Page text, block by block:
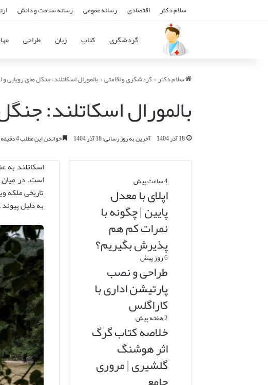
سلام دکتر اقتصادی رسانه عمومی رسانه سلامت و دانش
گردشگری کتاب زبان طراحی
سلام دکتر>گردشگری و اقامتی>بالمورال اسکاتلند: جنگل های رویایی و
بالمورال اسکاتلند:
18 آذر 1404 آخرین به روز رسانی: 18 آذر 1404 خواندن این مطلب 4 دقیقه زمان میبرد
اسکاتلند به
است. در میان
تاریخی ملکه
به دلیل
4 ساعت پیش
اپلای با معدل
پایین | چگونه با
نمرات کم هم
پذیرش بگیریم؟
6 روز پیش
طراحی و نصب
پارتیشن اداری با
کاراگلس
2 هفته پیش
خلاصه کتاب گرگ
اثر هوشنگ
گلشیری | مروری